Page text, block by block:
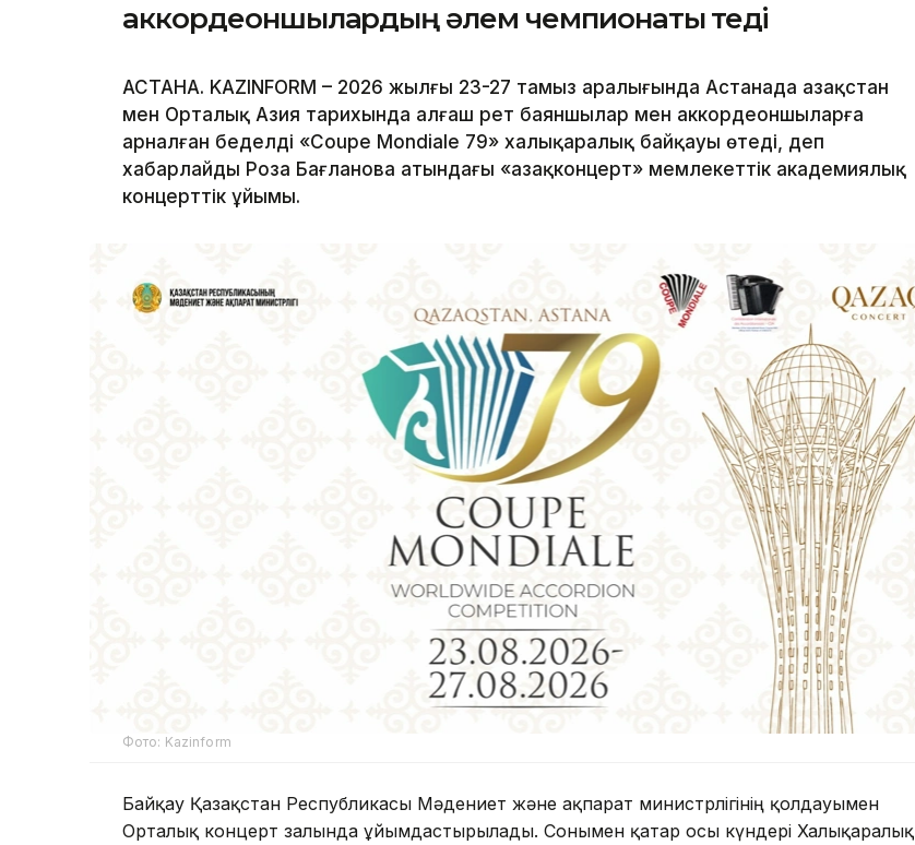
аккордеоншылардың әлем чемпионаты өтеді
АСТАНА. KAZINFORM – 2026 жылғы 23-27 тамыз аралығында Астанада Қазақстан
мен Орталық Азия тарихында алғаш рет баяншылар мен аккордеоншыларға
арналған беделді «Coupe Mondiale 79» халықаралық байқауы өтеді, деп
хабарлайды Роза Бағланова атындағы «Қазақконцерт» мемлекеттік академиялық
концерттік ұйымы.
Фото: Kazinform
Байқау Қазақстан Республикасы Мәдениет және ақпарат министрлігінің қолдауымен
Орталық концерт залында ұйымдастырылады. Сонымен қатар осы күндері Халықаралық